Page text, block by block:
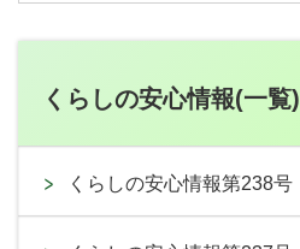
くらしの安心情報(一覧)
くらしの安心情報第238号